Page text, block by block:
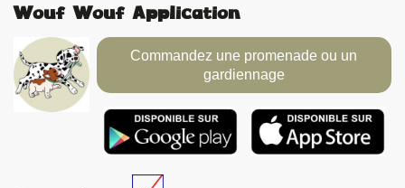
Wouf Wouf Application
Commandez une promenade ou un
gardiennage